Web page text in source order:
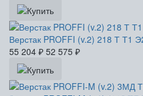
Верстак PROFFI (v.2) 218 Т Т1
55 204 ₽ 52 575 ₽